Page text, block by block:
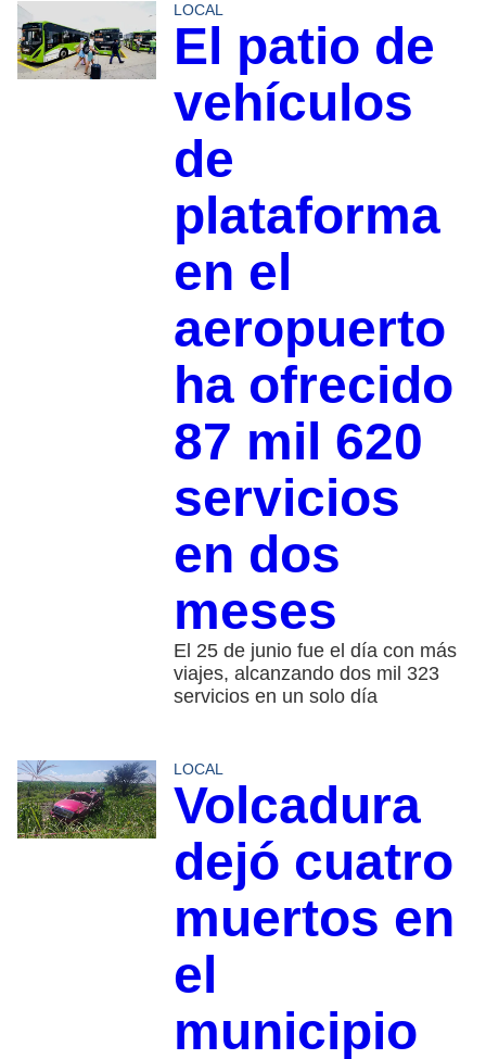
LOCAL
El patio de
vehículos
de
plataforma
en el
aeropuerto
ha ofrecido
87 mil 620
servicios
en dos
meses
El 25 de junio fue el día con más
viajes, alcanzando dos mil 323
servicios en un solo día
LOCAL
Volcadura
dejó cuatro
muertos en
el
municipio